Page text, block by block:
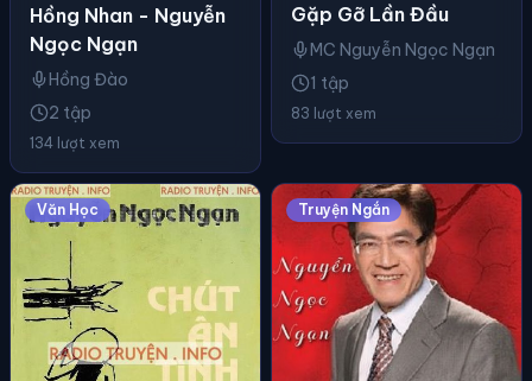
Hồng Nhan - Nguyễn
Ngọc Ngạn
Hồng Đào
2 tập
134 lượt xem
Gặp Gỡ Lần Đầu
MC Nguyễn Ngọc Ngạn
1 tập
83 lượt xem
Văn Học Truyện Ngắn